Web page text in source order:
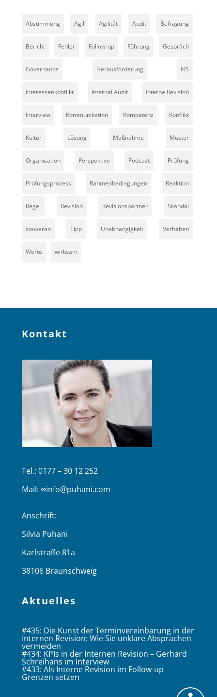
Abstimmung Agil Agilität Audit Befragung
Bericht Fehler Follow-up Führung Gespräch
Governance Herausforderung IKS
Interessenkonflikt Internal Audit Interne Revision
Interview Kommunikation Kompetenz Konflikt
Kultur Lösung Maßnahme Muster
Organisation Perspektive Podcast Prüfung
Prüfungsprozess Rahmenbedingungen Reaktion
Regel Revision Revisionspartner Skandal
souverän Tipp Unabhängigkeit Verhalten
Werte wirksam
Kontakt
Tel.: 0177 – 30 12 252
Mail: ∞info@puhani.com
Anschrift:
Silvia Puhani
Karlstraße 81a
38106 Braunschweig
Aktuelles
#435: Die Kunst der Terminvereinbarung in der
Internen Revision: Wie Sie unklare Absprachen
vermeiden
#434: KPIs in der Internen Revision – Gerhard
Schreihans im Interview
#433: Als Interne Revision im Follow-up
Grenzen setzen